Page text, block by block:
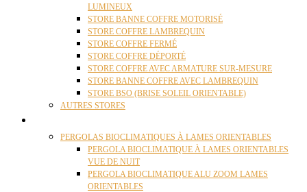
LUMINEUX
STORE BANNE COFFRE MOTORISÉ
STORE COFFRE LAMBREQUIN
STORE COFFRE FERMÉ
STORE COFFRE DÉPORTÉ
STORE COFFRE AVEC ARMATURE SUR-MESURE
STORE BANNE COFFRE AVEC LAMBREQUIN
STORE BSO (BRISE SOLEIL ORIENTABLE)
AUTRES STORES
PERGOLAS BIOCLIMATIQUES À LAMES ORIENTABLES
PERGOLA BIOCLIMATIQUE À LAMES ORIENTABLES
VUE DE NUIT
PERGOLA BIOCLIMATIQUE ALU ZOOM LAMES
ORIENTABLES